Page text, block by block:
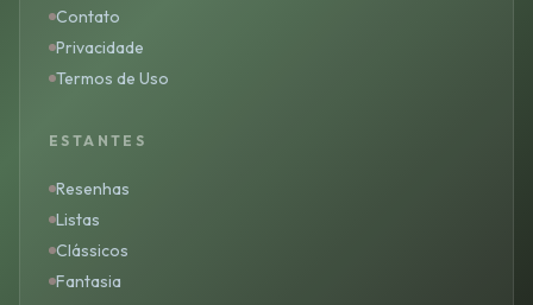
Contato
Privacidade
Termos de Uso
ESTANTES
Resenhas
Listas
Clássicos
Fantasia